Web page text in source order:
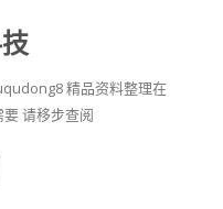
精品资料整理在
请移步查阅